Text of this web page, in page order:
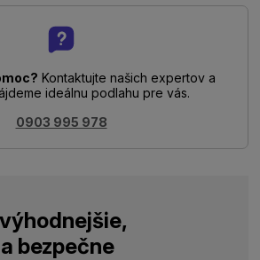
Kontaktujte našich expertov a
ideálnu podlahu pre vás.
0903 995 978
bezpečne